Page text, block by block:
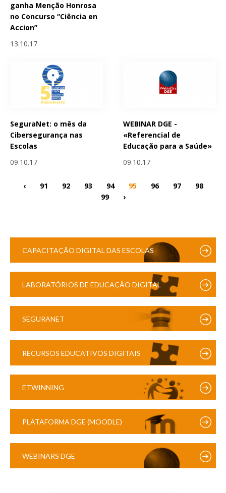
ganha Menção Honrosa
no Concurso “Ciência en
Accion”
13.10.17
SeguraNet: o mês da
Cibersegurança nas
Escolas
09.10.17
WEBINAR DGE -
«Referencial de
Educação para a Saúde»
09.10.17
‹ 91 92 93 94 95 96 97
98
99
›
CAPACITAÇÃO DIGITAL DAS ESCOLAS
LABORATÓRIOS DE EDUCAÇÃO DIGITAL
SEGURANET
RECURSOS EDUCATIVOS DIGITAIS
ETWINNING
PLATAFORMA DGE (MOODLE)
WEBINARS DGE